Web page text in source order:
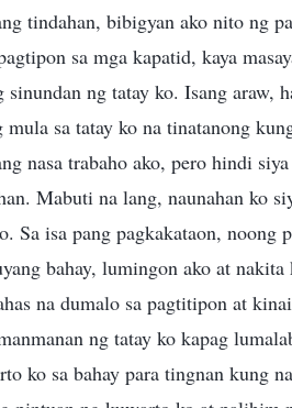
tindahan, bibigyan ako nito ng
sa mga kapatid, kaya
sinundan ng tatay ko. Isang araw,
mula sa tatay ko na tinatanong
nasa trabaho ako, pero hindi
Mabuti na lang, naunahan ko
Sa isa pang pagkakataon, noong
bahay, lumingon ako at
na dumalo sa pagtitipon at
ng tatay ko kapag
ko sa bahay para tingnan kung